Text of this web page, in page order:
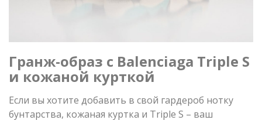
Гранж-образ с Balenciaga Triple S
и кожаной курткой
Если вы хотите добавить в свой гардероб нотку
бунтарства, кожаная куртка и Triple S – ваш